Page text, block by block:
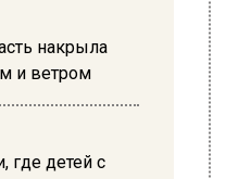
накрыла
и ветром
где детей с